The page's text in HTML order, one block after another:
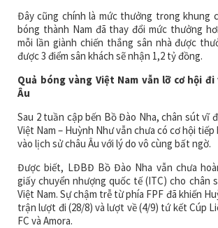
Đây cũng chính là mức thưởng trong khung
bóng thành Nam đã thay đổi mức thưởng
mỗi lần giành chiến thắng sân nhà được
được 3 điểm sân khách sẽ nhận 1,2 tỷ đồng.
Quả bóng vàng Việt Nam vẫn lỡ cơ hội
Âu
Sau 2 tuần cập bến Bồ Đào Nha, chân sút vĩ
Việt Nam – Huỳnh Như vẫn chưa có cơ hội tiếp
vào lịch sử châu Âu với lý do vô cùng bất ngờ.
Được biết, LĐBĐ Bồ Đào Nha vẫn chưa
giấy chuyển nhượng quốc tế (ITC) cho chân
Việt Nam. Sự chậm trễ từ phía FPF đã khiến
trận lượt đi (28/8) và lượt về (4/9) tứ kết Cúp
FC và Amora.